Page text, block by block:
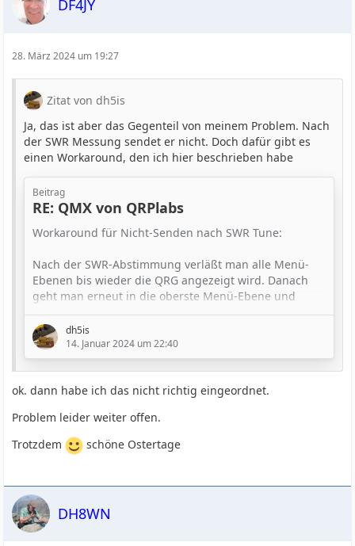
DF4JY
28. März 2024 um 19:27
Zitat von dh5is
Ja, das ist aber das Gegenteil von meinem Problem. Nach
der SWR Messung sendet er nicht. Doch dafür gibt es
einen Workaround, den ich hier beschrieben habe
Beitrag
RE: QMX von QRPlabs
Workaround für Nicht-Senden nach SWR Tune:
Nach der SWR-Abstimmung verläßt manalle Menü-
Ebenen bis wieder die QRG angezeigt wird. Danach
geht man erneut in die oberste Menü-Ebene und
verläßt diese anschließend sofort wieder. Nach der
Prozedur sendet der QMX ohne dass man ihn aus-
und wieder einschalten muss.
Ich nutze Iambic A in langsamen Tempo und habe
trotzdem immer wieder verstümmelte Zeichen.
Einsatz. Allerdings "verschluckt" sich der QMX auch…
dh5is
14. Januar 2024 um 22:40
ok. dann habe ich das nicht richtig eingeordnet.
Problem leider weiter offen.
Trotzdem
schöne Ostertage
DH8WN